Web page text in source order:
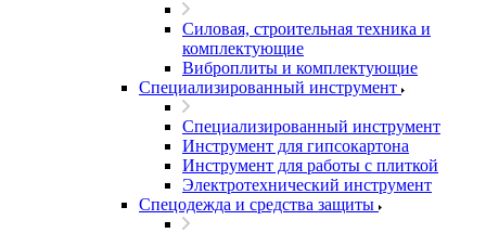
Силовая, строительная техника и
комплектующие
Виброплиты и комплектующие
Специализированный инструмент
Специализированный инструмент
Инструмент для гипсокартона
Инструмент для работы с плиткой
Электротехнический инструмент
Спецодежда и средства защиты